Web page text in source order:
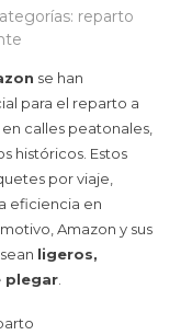
reparto
se han
para el reparto a
calles peatonales,
históricos. Estos
por viaje,
eficiencia en
Amazon y sus
ligeros,
plegar